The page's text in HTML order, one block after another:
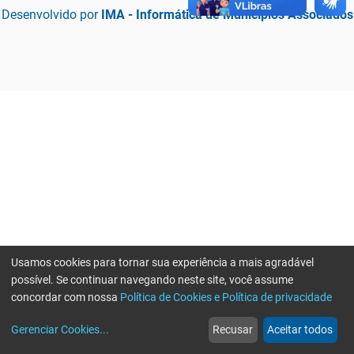
Desenvolvido por IMA - Informática de Municípios Associados
web
Notícias
more_horiz
Mais
Usamos cookies para tornar sua experiência a mais agradável
possível. Se continuar navegando neste site, você assume
concordar com nossa Política de Cookies e Política de privacidade
Gerenciar Cookies... Recusar Aceitar todos
Erro ao enviar informações, por favor tente novamente